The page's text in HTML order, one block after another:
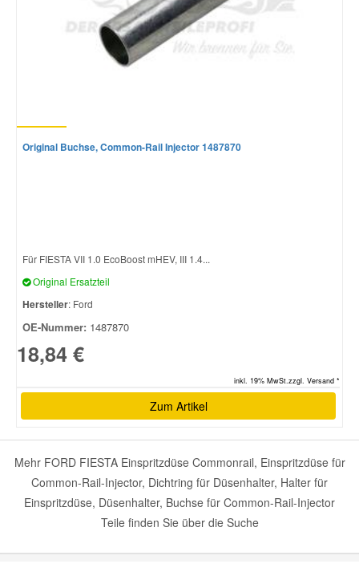
Original Buchse, Common-Rail Injector 1487870
Für FIESTA VII 1.0 EcoBoost mHEV, III 1.4...
Original Ersatzteil
Hersteller: Ford
OE-Nummer: 1487870
18,84 €
inkl. 19% MwSt.zzgl. Versand *
Zum Artikel
Mehr FORD FIESTA Einspritzdüse Commonrail, Einspritzdüse für
Common-Rail-Injector, Dichtring für Düsenhalter, Halter für
Einspritzdüse, Düsenhalter, Buchse für Common-Rail-Injector
Teile finden Sie über die Suche